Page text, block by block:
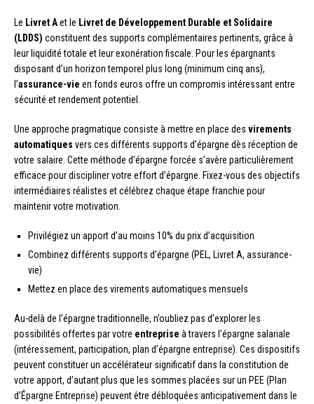
Le Livret Aet le Livret de Développement Durable et Solidaire
(LDDS) constituent des supports complémentaires pertinents, grâce à
leur liquidité totale et leur exonération fiscale. Pour les épargnants
disposant d’un horizon temporel plus long (minimum cinq ans),
l’assurance-vie en fonds euros offre un compromis intéressant entre
sécurité et rendement potentiel.
Une approche pragmatique consiste à mettre en place des virements
automatiques vers ces différents supports d’épargne dès réception de
votre salaire. Cette méthode d’épargne forcée s’avère particulièrement
efficace pour discipliner votre effort d’épargne. Fixez-vous des objectifs
intermédiaires réalistes et célébrez chaque étape franchie pour
maintenir votre motivation.
Privilégiez un apport d’au moins 10% du prix d’acquisition
Combinez différents supports d’épargne (PEL, Livret A, assurance-
vie)
Mettez en place des virements automatiques mensuels
Au-delà de l’épargne traditionnelle, n’oubliez pas d’explorer les
possibilités offertes par votre entreprise à travers l’épargne salariale
(intéressement, participation, plan d’épargne entreprise). Ces dispositifs
peuvent constituer un accélérateur significatif dans la constitution de
votre apport, d’autant plus que les sommes placées sur un PEE (Plan
d’Épargne Entreprise) peuvent être débloquées anticipativement dans le